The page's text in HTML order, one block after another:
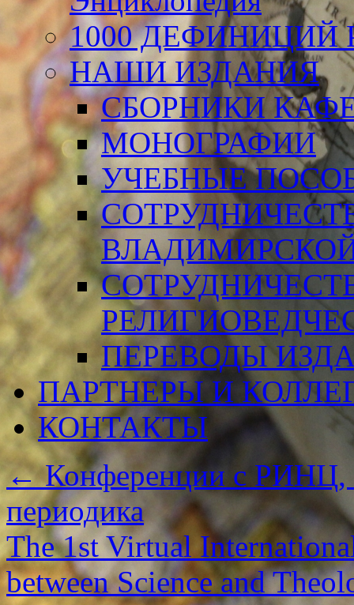
1000 ДЕФИНИЦИЙ
НАШИ ИЗДАНИЯ
СБОРНИКИ
МОНОГРАФИИ
УЧЕБНЫЕ
ПЕРЕВОДЫ
ПАРТНЕРЫ И
КОНТАКТЫ
←Конференции с РИНЦ,
периодика
The 1st Virtual
between Science and